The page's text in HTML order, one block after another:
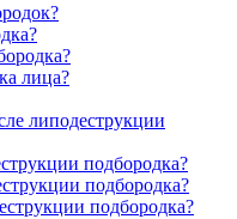
лица?
липодеструкции
подбородка?
подбородка?
подбородка?